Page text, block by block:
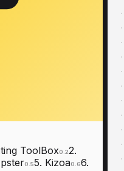
ToolBox0.22.
0.55. Kizoa0.66.